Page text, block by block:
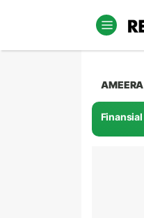
AMEERA
Finansial